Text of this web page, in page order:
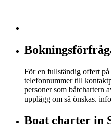
För en fullständig offert
telefonnummer till
personer som båtchartern
upplägg om så önskas.
Boat charter in